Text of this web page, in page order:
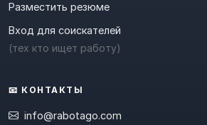
Разместить резюме
Вход для соискателей
(тех кто ищет работу)
📧 КОНТАКТЫ
info@rabotago.com